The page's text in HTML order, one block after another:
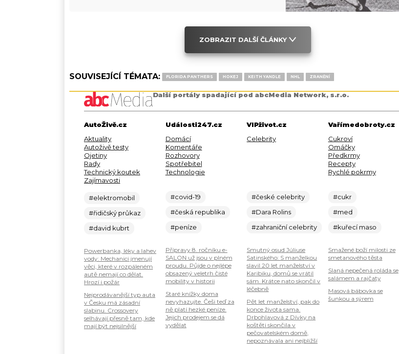
ZOBRAZIT DALŠÍ ČLÁNKY
SOUVISEJÍCÍ TÉMATA: FLORIDA PANTHERS HOKEJ KEITH YANDLE NHL ZRANĚNÍ
Další portály spadající pod abcMedia Network, s.r.o.
AutoŽivě.cz
Aktuality
Autoživě testy
Ojetiny
Rady
Technický koutek
Zajímavosti
#elektromobil
#řidičský průkaz
#david kubrt
Powerbanka, léky a lahev
vody: Mechanici jmenují
věci, které v rozpáleném
autě nemají co dělat.
Hrozí i požár
Nejprodávanější typ auta
v Česku má zásadní
slabinu. Crossovery
selhávají přesně tam, kde
mají být nejsilnější
Události247.cz
Domácí
Komentáře
Rozhovory
Spotřebitel
Technologie
#covid-19
#česká republika
#peníze
Přípravy 8. ročníku e-
SALON už jsou v plném
proudu. Půjde o nejlépe
obsazený veletrh čisté
mobility v historii
Staré knížky doma
nevyhazujte. Češi teď za
ně platí hezké peníze.
Jejich prodejem se dá
vydělat
VIPživot.cz
Celebrity
#české celebrity
#Dara Rolins
#zahraniční celebrity
Smutný osud Júliuse
Satinského: S manželkou
slavil 20 let manželství v
Karibiku, domů se vrátil
sám. Krátce nato skončil v
léčebně
Pět let manželství, pak do
konce života sama.
Drbohlavová z Dívky na
koštěti skončila v
pečovatelském domě,
nepoznávala ani nejbližší
Vařímedobroty.cz
Cukroví
Omáčky
Předkrmy
Recepty
Rychlé pokrmy
#cukr
#med
#kuřecí maso
Smažené boží milosti ze
smetanového těsta
Slaná nepečená roláda se
salámem a rajčaty
Masová bábovka se
šunkou a sýrem